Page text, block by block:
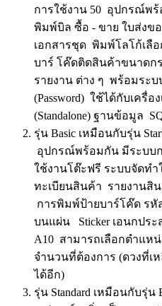
การใช้งาน 50 อุปกรณ์พ
พิมพ์บิล ซื้อ - ขาย ใบส่งขอ
เอกสารชุด พิมพ์โลโก้เลื
บาร์ โค๊ดติดสินค้าขนาดก
รายงาน ต่าง ๆ พร้อมระ
(Password) ใช้ได้กับเครื่อ
(Standalone) ฐานข้อมูล
รุ่น Basic เหมือนกับรุ่น
อุปกรณ์พร้อมกัน มีระบบ
ใช้งานโต๊ะฟรี ระบบจัดท
ทะเบียนสินค้า รายงานสิน
การพิมพ์ป้ายบาร์โค๊ด รหัส
บนแผ่น Sticker เอนกปร
A10 สามารถเลือกตำแห
จำนวนที่ต้องการ (ดวงที่เ
ได้อีก)
รุ่น Standard เหมือนกับรุ่น